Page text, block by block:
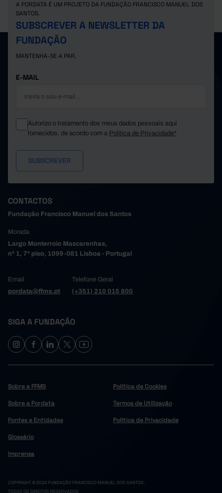
A PORDATA É UM PROJETO DA FUNDAÇÃO FRANCISCO MANUEL DOS
SANTOS.
SUBSCREVER A NEWSLETTER DA
FUNDAÇÃO
MANTENHA-SE A PAR.
E-MAIL
Autorizo o tratamento dos meus dados pessoais aqui
fornecidos, de acordo com a Política de Privacidade*
CONTACTOS
Fundação Francisco Manuel dos Santos
Morada
Largo Monterroio Mascarenhas,
nº 1, 7º piso, 1099-081 Lisboa - Portugal
Email
pordata@ffms.pt
Telefone Geral
(+351) 210 015 800
SIGA A FUNDAÇÃO
Sobre a FFMS
Sobre a Pordata
Fontes e Entidades
Glossário
Imprensa
Política de Cookies
Termos de Utilização
Política de Privacidade
COPYRIGHT © 2024 FUNDAÇÃO FRANCISCO MANUEL DOS SANTOS.
TODOS OS DIREITOS RESERVADOS